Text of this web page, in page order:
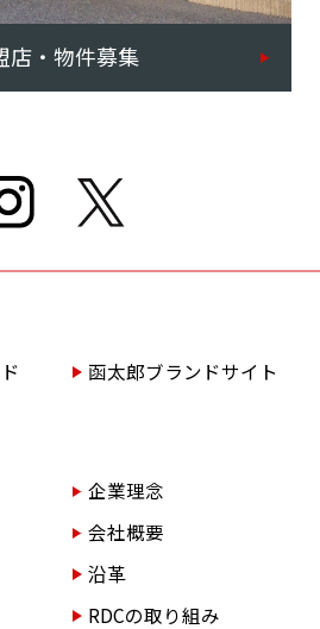
店・物件募集
函太郎ブランドサイト
企業理念
会社概要
沿革
RDCの取り組み